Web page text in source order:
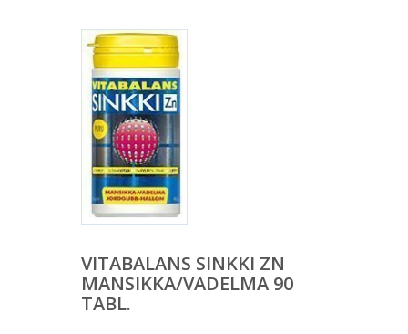
VITABALANS SINKKI ZN
MANSIKKA/VADELMA 90
TABL.